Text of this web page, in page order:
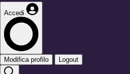
Accedi
Modifica profilo Logout